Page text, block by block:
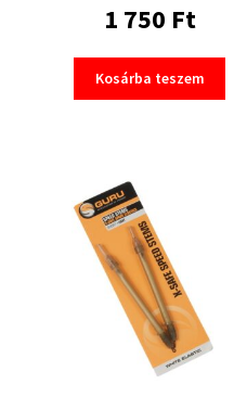
1 750 Ft
Kosárba teszem